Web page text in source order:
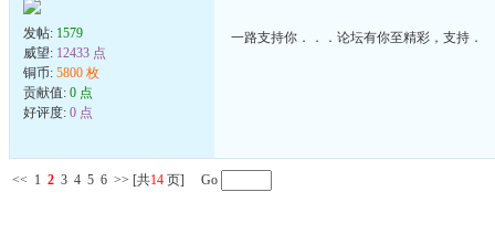
发帖: 1579
威望: 12433 点
铜币: 5800 枚
贡献值: 0 点
好评度: 0 点
一路支持你．．．论坛有你至精彩，支持．
<< 1 2 3 4 5 6 >> [共14 页] Go